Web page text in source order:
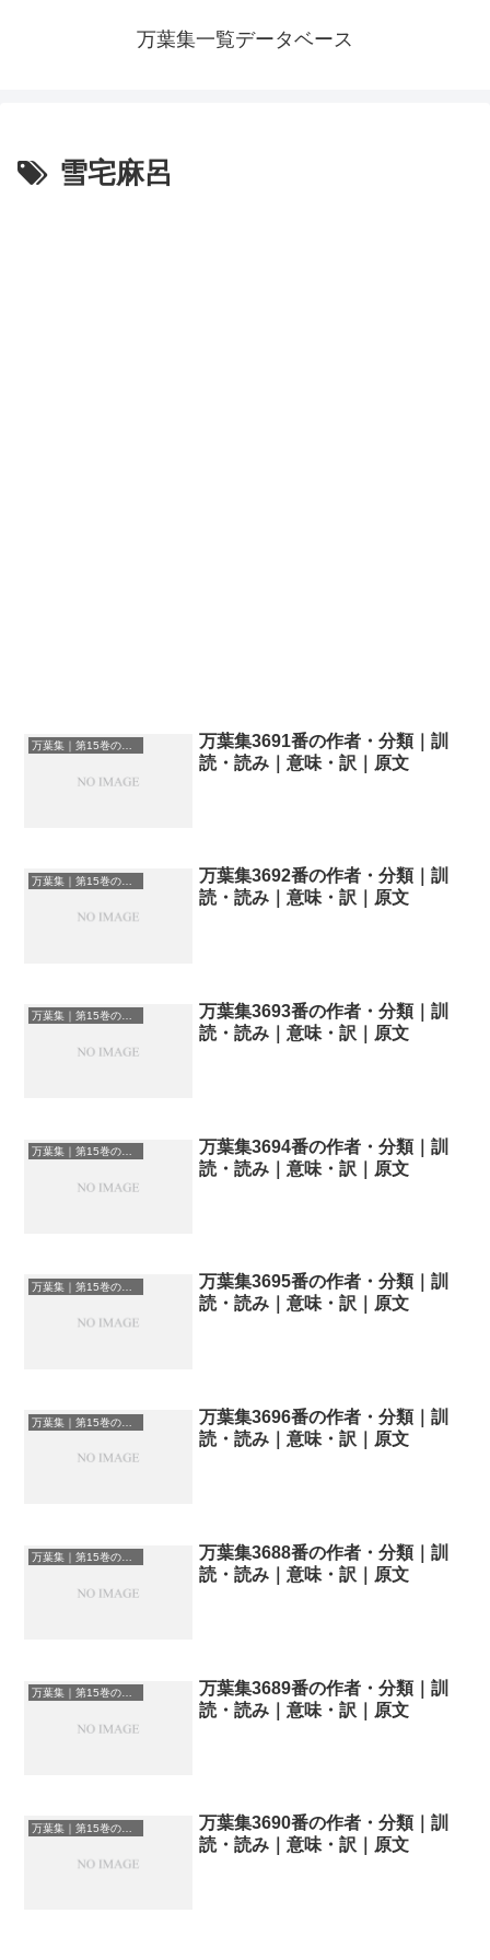
万葉集一覧データベース
雪宅麻呂
万葉集｜第15巻の和歌一覧
万葉集3691番の作者・分類｜訓
読・読み｜意味・訳｜原文
万葉集｜第15巻の和歌一覧
万葉集3692番の作者・分類｜訓
読・読み｜意味・訳｜原文
万葉集｜第15巻の和歌一覧
万葉集3693番の作者・分類｜訓
読・読み｜意味・訳｜原文
万葉集｜第15巻の和歌一覧
万葉集3694番の作者・分類｜訓
読・読み｜意味・訳｜原文
万葉集｜第15巻の和歌一覧
万葉集3695番の作者・分類｜訓
読・読み｜意味・訳｜原文
万葉集｜第15巻の和歌一覧
万葉集3696番の作者・分類｜訓
読・読み｜意味・訳｜原文
万葉集｜第15巻の和歌一覧
万葉集3688番の作者・分類｜訓
読・読み｜意味・訳｜原文
万葉集｜第15巻の和歌一覧
万葉集3689番の作者・分類｜訓
読・読み｜意味・訳｜原文
万葉集｜第15巻の和歌一覧
万葉集3690番の作者・分類｜訓
読・読み｜意味・訳｜原文